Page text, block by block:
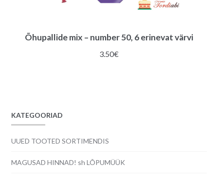
Õhupallide mix – number 50, 6 erinevat värvi
3.50€
KATEGOORIAD
UUED TOOTED SORTIMENDIS
MAGUSAD HINNAD! sh LÕPUMÜÜK